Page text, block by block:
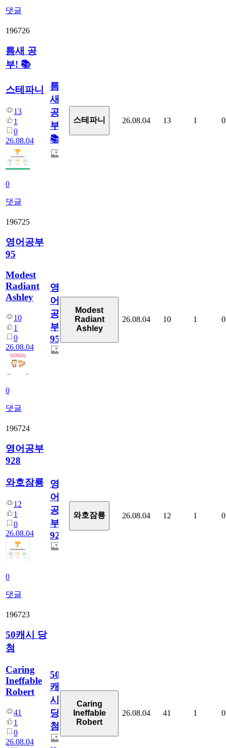
댓글
196726
틈새 공
부! 📚
스테파니
13
1
0
26.08.04
0
댓글
틈
새
공
부!
📚
스테파니 26.08.04 13 1 0
196725
영어공부
95
Modest
Radiant
Ashley
10
1
0
26.08.04
0
댓글
영
어
공
부
95
Modest
Radiant
Ashley
26.08.04 10 1 0
196724
영어공부
928
와호잠룡
12
1
0
26.08.04
0
댓글
영
어
공
부
928
와호잠룡 26.08.04 12 1 0
196723
50캐시 당
첨
Caring
Ineffable
Robert
41
1
0
26.08.04
50
캐
시
당
첨
Caring
Ineffable
Robert
26.08.04 41 1 0